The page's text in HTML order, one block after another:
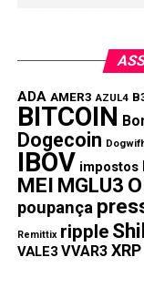
ADA AMER3 AZUL4
BITCOIN
Dogecoin
IBOV impostos
MEI MGLU3
poupança
Remittix ripple
VALE3 VVAR3 XRP